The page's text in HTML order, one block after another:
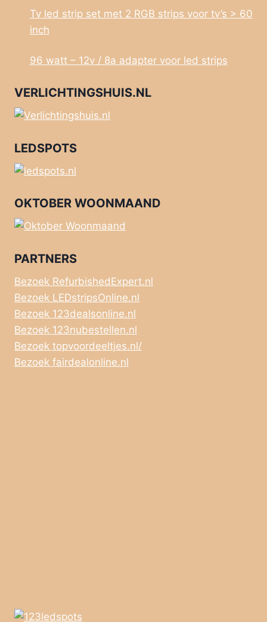
Tv led strip set met 2 RGB strips voor tv’s > 60
inch
96 watt – 12v / 8a adapter voor led strips
VERLICHTINGSHUIS.NL
LEDSPOTS
OKTOBER WOONMAAND
PARTNERS
Bezoek RefurbishedExpert.nl
Bezoek LEDstripsOnline.nl
Bezoek 123dealsonline.nl
Bezoek 123nubestellen.nl
Bezoek topvoordeeltjes.nl/
Bezoek fairdealonline.nl